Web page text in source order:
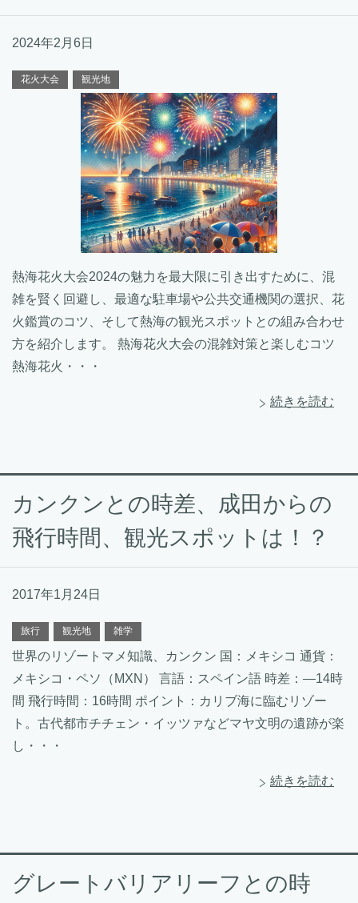
2024年2月6日
花火大会 観光地
熱海花火大会2024の魅力を最大限に引き出すために、混
雑を賢く回避し、最適な駐車場や公共交通機関の選択、花
火鑑賞のコツ、そして熱海の観光スポットとの組み合わせ
方を紹介します。 熱海花火大会の混雑対策と楽しむコツ
熱海花火・・・
続きを読む
カンクンとの時差、成田からの
飛行時間、観光スポットは！？
2017年1月24日
旅行 観光地 雑学
世界のリゾートマメ知識、カンクン 国：メキシコ 通貨：
メキシコ・ペソ（MXN） 言語：スペイン語 時差：—14時
間 飛行時間：16時間 ポイント：カリブ海に臨むリゾー
ト。古代都市チチェン・イッツァなどマヤ文明の遺跡が楽
し・・・
続きを読む
グレートバリアリーフとの時